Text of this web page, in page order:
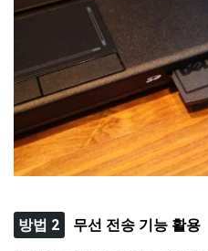
방법 2 무선 전송 기능 활용